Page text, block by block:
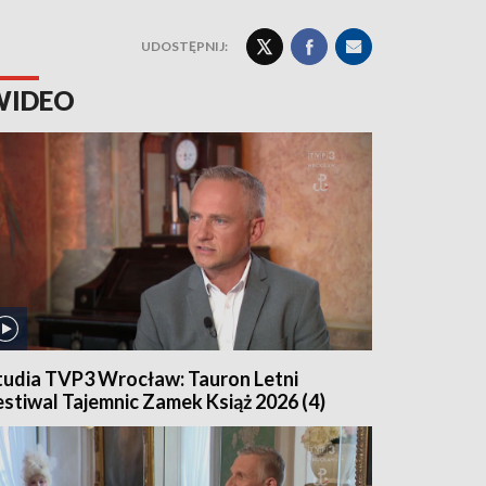
UDOSTĘPNIJ:
TVP3 Wrocław: Tauron Letni
Tajemnic Zamek Książ 2026 (4)